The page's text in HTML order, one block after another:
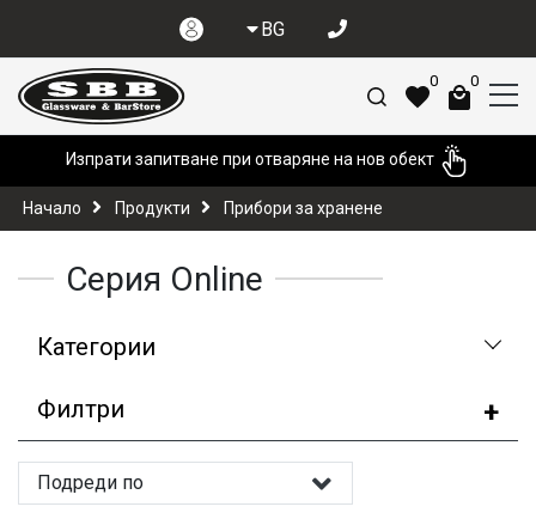
BG
0 0
Изпрати запитване при отваряне на нов обект
Начало Продукти Прибори за хранене
Серия Online
Категории
Филтри
Подреди по